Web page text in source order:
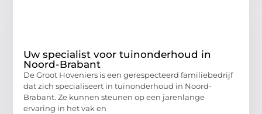
Uw specialist voor tuinonderhoud in
Noord-Brabant
De Groot Hoveniers is een gerespecteerd familiebedrijf
dat zich specialiseert in tuinonderhoud in Noord-
Brabant. Ze kunnen steunen op een jarenlange
ervaring in het vak en